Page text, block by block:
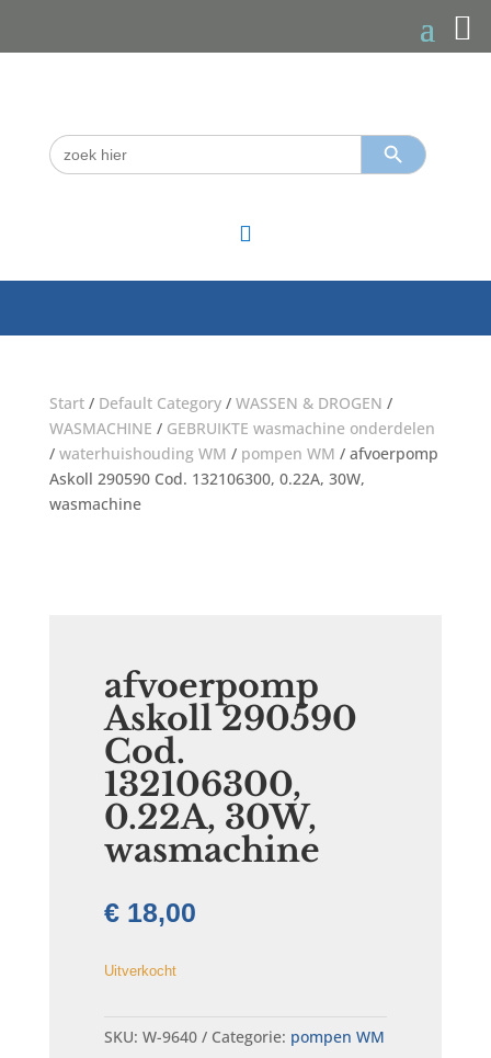
Zoek
naar:
Zoekknop

Start/ Default Category/ WASSEN & DROGEN /
WASMACHINE / GEBRUIKTE wasmachine onderdelen
/ waterhuishouding WM / pompen WM / afvoerpomp
Askoll 290590 Cod. 132106300, 0.22A, 30W,
wasmachine
afvoerpomp
Askoll 290590
Cod.
132106300,
0.22A, 30W,
wasmachine
€18,00
Uitverkocht
SKU: W-9640 Categorie: pompen WM